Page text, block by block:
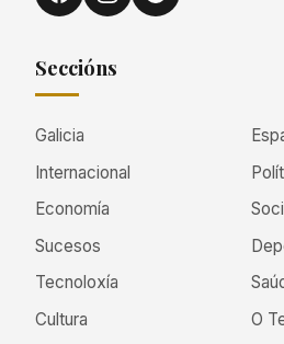
Seccións
Galicia
Internacional
Economía
Sucesos
Tecnoloxía
Cultura
O